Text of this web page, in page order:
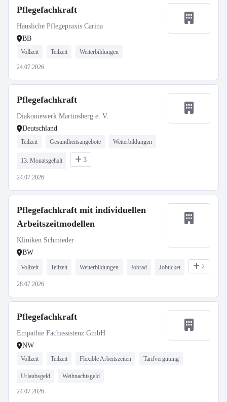
Pflegefachkraft
Häusliche Pflegepraxis Carina
BB
Vollzeit Teilzeit Weiterbildungen
24.07.2026
Pflegefachkraft
Diakoniewerk Martinsberg e. V.
Deutschland
Teilzeit Gesundheitsangebote Weiterbildungen
13. Monatsgehalt 3
24.07.2026
Pflegefachkraft mit individuellen
Arbeitszeitmodellen
Kliniken Schmieder
BW
Vollzeit Teilzeit Weiterbildungen Jobrad Jobticket 2
28.07.2026
Pflegefachkraft
Empathie Fachassistenz GmbH
NW
Vollzeit Teilzeit Flexible Arbeitszeiten Tarifvergütung
Urlaubsgeld Weihnachtsgeld
24.07.2026